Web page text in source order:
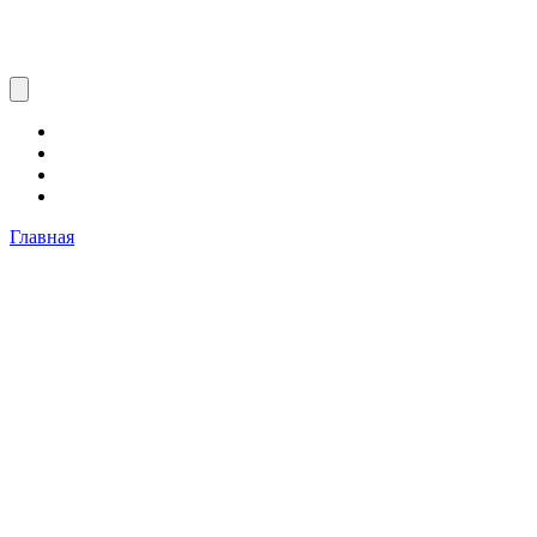
Главная